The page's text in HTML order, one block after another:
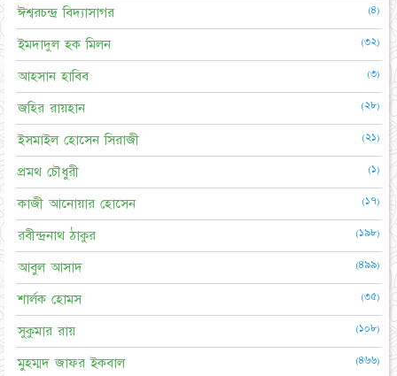
ঈশ্বরচন্দ্র বিদ্যাসাগর (৪)
ইমদাদুল হক মিলন (৩২)
আহসান হাবিব (৩)
জহির রায়হান (২৮)
ইসমাইল হোসেন সিরাজী (২১)
প্রমথ চৌধুরী (১)
কাজী আনোয়ার হোসেন (১৭)
রবীন্দ্রনাথ ঠাকুর (১৯৮)
আবুল আসাদ (৪৯৯)
শার্লক হোমস (৩৫)
সুকুমার রায় (১০৮)
মুহম্মদ জাফর ইকবাল (৪৬৬)